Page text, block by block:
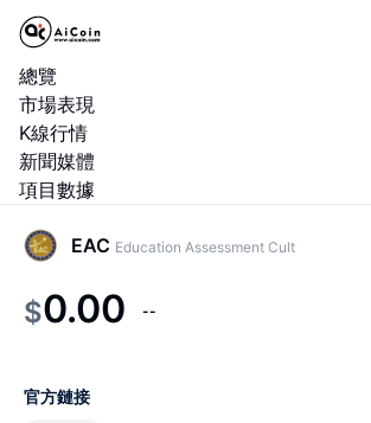
總覽
市場表現
K線行情
新聞媒體
項目數據
EAC Education Assessment Cult
$0.00 --
官方鏈接